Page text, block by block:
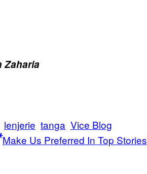
Zaharia
lenjerie tanga Vice Blog
Make Us Preferred In Top Stories